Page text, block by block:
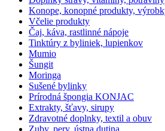
Konope, konopné produkty,
Včelie produkty
Čaj, káva, rastlinné nápoje
Tinktúry z byliniek, lupienkov
Mumio
Šungit
Moringa
Sušené bylinky
Prírodná špongia KONJAC
Extrakty, šťavy, sirupy
Zdravotné doplnky, textil a obuv
Zuby, pery, ústna dutina